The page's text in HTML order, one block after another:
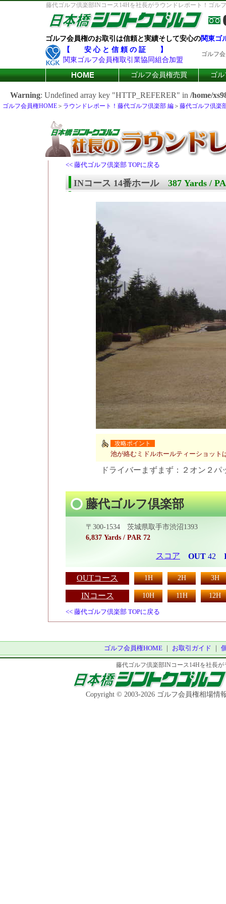
藤代ゴルフ倶楽部INコース14Hを社長がラウンドレポート！ゴル
ゴルフ会員権のお取引は信頼と実績そして安心の関東ゴ
【 安 心 と 信 頼 の 証 】
関東ゴルフ会員権取引業協同組合加盟
ゴルフ
ゴルフ会員権売買 ゴル
Warning: Undefined array key "HTTP_REFERER" in /home/
ゴルフ会員権HOME ＞ ラウンドレポート！藤代ゴルフ倶楽部 編 ＞ 藤代ゴルフ倶楽
<< 藤代ゴルフ倶楽部 TOPに戻る
INコース 14番ホール 387 Yards /
攻略ポイント
池が絡むミドルホールティーショット
ドライバーまずまず：２オン２パ
藤代ゴルフ倶楽部
〒300-1534 茨城県取手市渋沼1393
6,837 Yards / PAR 72
スコア OUT 42
OUTコース 1H 2H 3H
INコース 10H 11H 12H
<< 藤代ゴルフ倶楽部 TOPに戻る
ゴルフ会員権HOME｜ お取引ガイド ｜
藤代ゴルフ倶楽部INコース14Hを社長
Copyright © 2003-2026 ゴルフ会員権相場情